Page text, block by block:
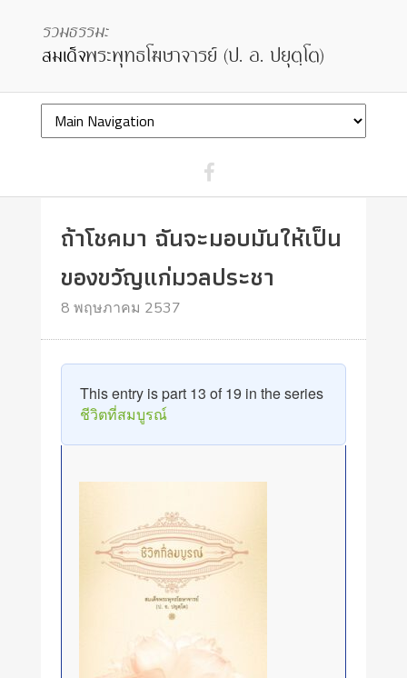
ถ้าโชคมา ฉันจะมอบมันให้เป็น
ของขวัญแก่มวลประชา
8 พฤษภาคม 2537
This entry is part 13 of 19 in the series
ชีวิตที่สมบูรณ์